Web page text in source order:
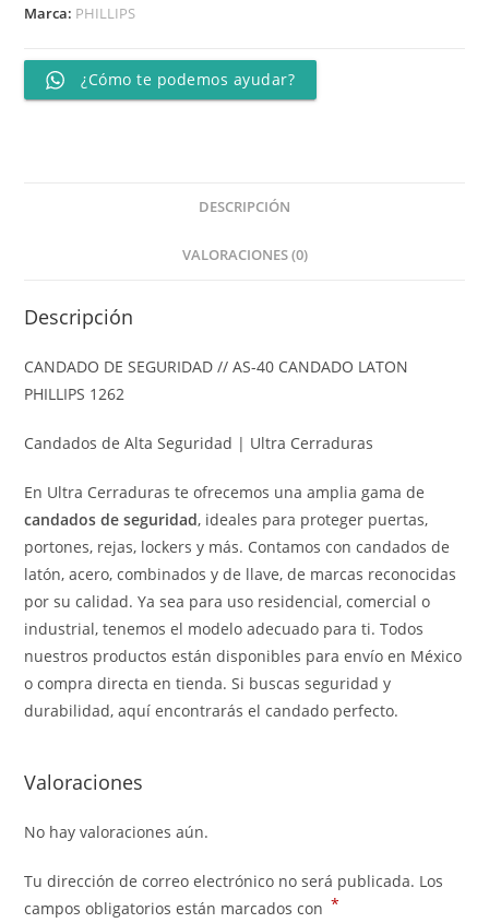
Marca: PHILLIPS
¿Cómo te podemos ayudar?
DESCRIPCIÓN
VALORACIONES (0)
Descripción
CANDADO DE SEGURIDAD // AS-40 CANDADO LATON
PHILLIPS 1262
Candados de Alta Seguridad | Ultra Cerraduras
En Ultra Cerraduras te ofrecemos una amplia gama de
candados de seguridad, ideales para proteger puertas,
portones, rejas, lockers y más. Contamos con candados de
latón, acero, combinados y de llave, de marcas reconocidas
por su calidad. Ya sea para uso residencial, comercial o
industrial, tenemos el modelo adecuado para ti. Todos
nuestros productos están disponibles para envío en México
o compra directa en tienda. Si buscas seguridad y
durabilidad, aquí encontrarás el candado perfecto.
Valoraciones
No hay valoraciones aún.
Tu dirección de correo electrónico no será publicada. Los
campos obligatorios están marcados con *